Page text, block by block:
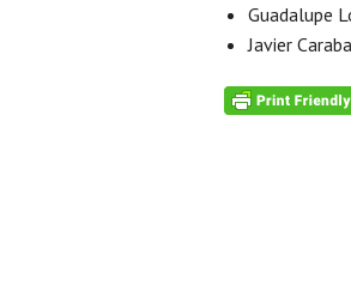
Guadalupe
Javier